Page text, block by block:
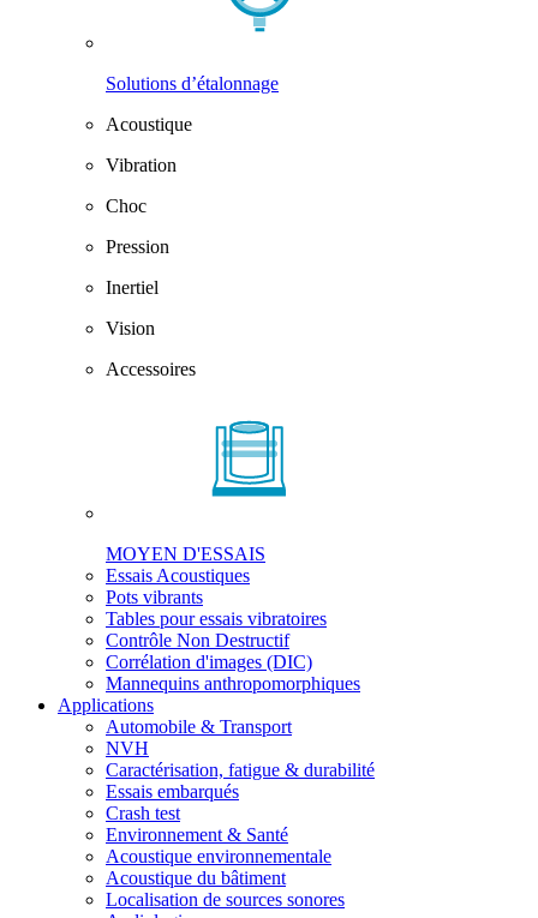
Solutions d’étalonnage
Acoustique
Vibration
Choc
Pression
Inertiel
Vision
Accessoires
MOYEN D'ESSAIS
Essais Acoustiques
Pots vibrants
Tables pour essais vibratoires
Contrôle Non Destructif
Corrélation d'images (DIC)
Mannequins anthropomorphiques
Applications
Automobile & Transport
NVH
Caractérisation, fatigue & durabilité
Essais embarqués
Crash test
Environnement & Santé
Acoustique environnementale
Acoustique du bâtiment
Localisation de sources sonores